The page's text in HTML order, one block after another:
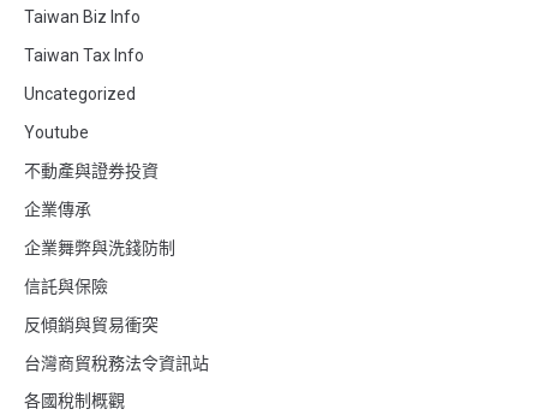
Taiwan Biz Info
Taiwan Tax Info
Uncategorized
Youtube
不動產與證券投資
企業傳承
企業舞弊與洗錢防制
信託與保險
反傾銷與貿易衝突
台灣商貿稅務法令資訊站
各國稅制概觀